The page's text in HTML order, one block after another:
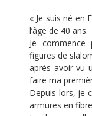
« Je suis né en
l’âge de 40 ans.
Je
figures de
après avoir vu
faire ma
Depuis lors, je
armures en